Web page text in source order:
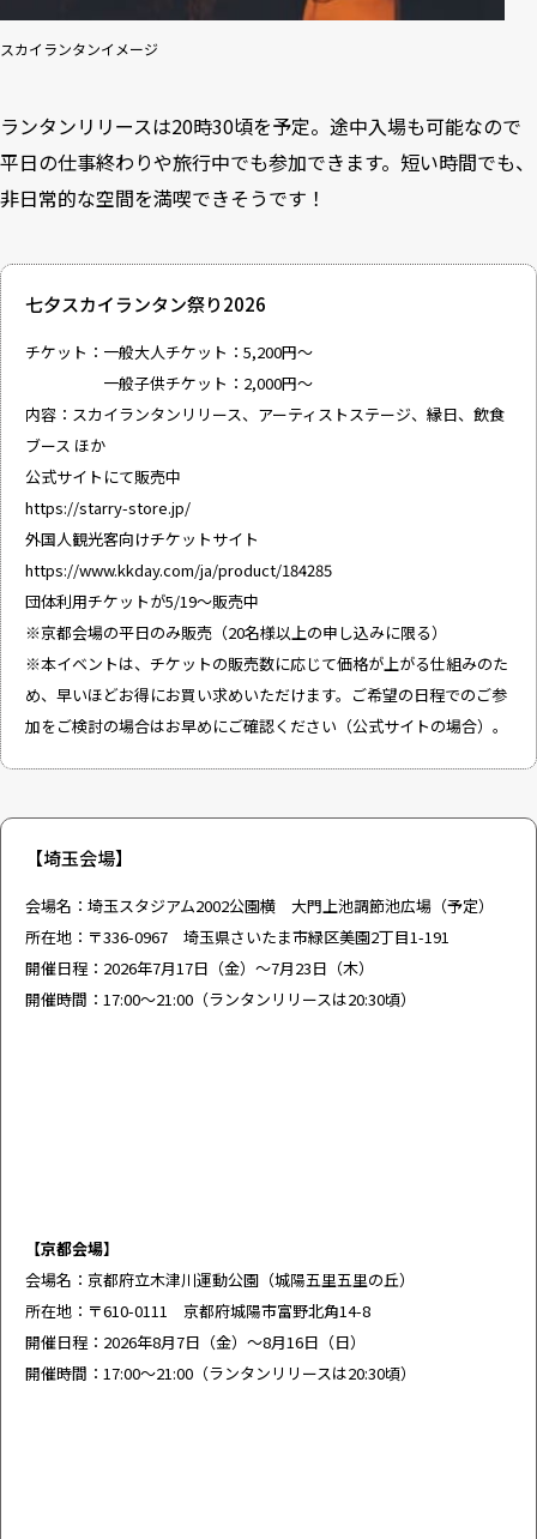
スカイランタンイメージ
ランタンリリースは20時30頃を予定。途中入場も可能なので
平日の仕事終わりや旅行中でも参加できます。短い時間でも、
非日常的な空間を満喫できそうです！
七夕スカイランタン祭り2026
チケット：一般大人チケット：5,200円～
一般子供チケット：2,000円～
内容：スカイランタンリリース、アーティストステージ、縁日、飲食
ブース ほか
公式サイトにて販売中
https://starry-store.jp/
外国人観光客向けチケットサイト
https://www.kkday.com/ja/product/184285
団体利用チケットが5/19～販売中
※京都会場の平日のみ販売（20名様以上の申し込みに限る）
※本イベントは、チケットの販売数に応じて価格が上がる仕組みのた
め、早いほどお得にお買い求めいただけます。ご希望の日程でのご参
加をご検討の場合はお早めにご確認ください（公式サイトの場合）。
【埼玉会場】
会場名：埼玉スタジアム2002公園横 大門上池調節池広場（予定）
所在地：〒336-0967 埼玉県さいたま市緑区美園2丁目1-191
開催日程：2026年7月17日（金）～7月23日（木）
開催時間：17:00～21:00（ランタンリリースは20:30頃）
【京都会場】
会場名：京都府立木津川運動公園（城陽五里五里の丘）
所在地：〒610-0111 京都府城陽市富野北角14-8
開催日程：2026年8月7日（金）～8月16日（日）
開催時間：17:00～21:00（ランタンリリースは20:30頃）